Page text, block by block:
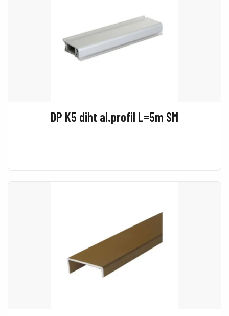
DP K5 diht al.profil L=5m SM